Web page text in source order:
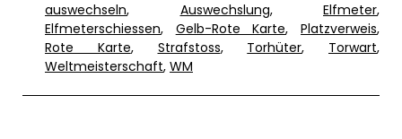
auswechseln, Auswechslung, Elfmeter,
Elfmeterschiessen, Gelb-Rote Karte,Platzverweis,
Rote Karte, Strafstoss, Torhüter, Torwart,
Weltmeisterschaft, WM